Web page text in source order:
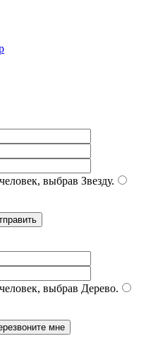
выбрав Звезду.
выбрав Дерево.